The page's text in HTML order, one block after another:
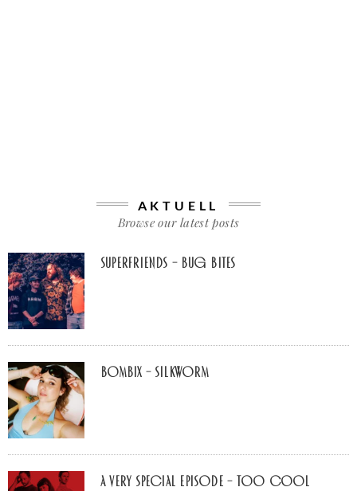
AKTUELL
Browse our latest posts
Superfriends – Bug Bites
Bombix – Silkworm
A Very Special Episode – Too Cool